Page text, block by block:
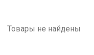
Товары не найдены